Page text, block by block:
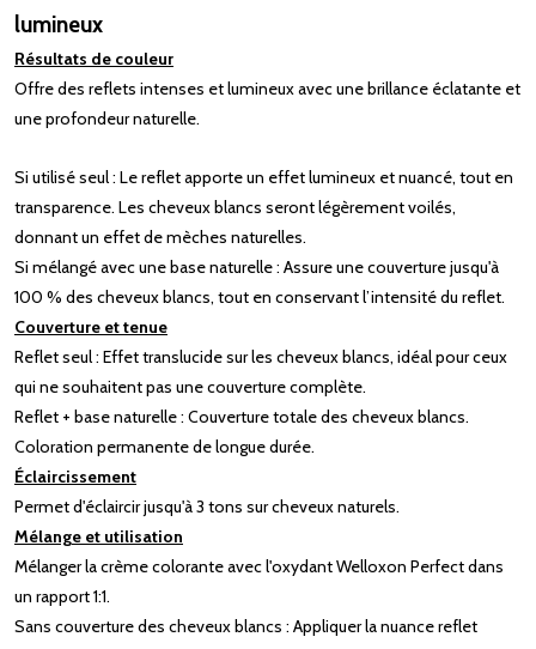
lumineux
Résultats de couleur
Offre des reflets intenses et lumineux avec une brillance éclatante et
une profondeur naturelle.
Si utilisé seul : Le reflet apporte un effet lumineux et nuancé, tout en
transparence. Les cheveux blancs seront légèrement voilés,
donnant un effet de mèches naturelles.
Si mélangé avec une base naturelle : Assure une couverture jusqu'à
100 % des cheveux blancs, tout en conservant l’intensité du reflet.
Couverture et tenue
Reflet seul : Effet translucide sur les cheveux blancs, idéal pour ceux
qui ne souhaitent pas une couverture complète.
Reflet + base naturelle : Couverture totale des cheveux blancs.
Coloration permanente de longue durée.
Éclaircissement
Permet d'éclaircir jusqu'à 3 tons sur cheveux naturels.
Mélange et utilisation
Mélanger la crème colorante avec l'oxydant Welloxon Perfect dans
un rapport 1:1.
Sans couverture des cheveux blancs : Appliquer la nuance reflet